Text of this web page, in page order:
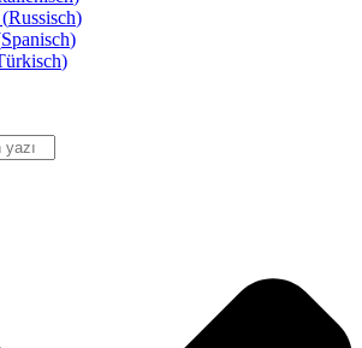
(Russisch)
Spanisch)
)